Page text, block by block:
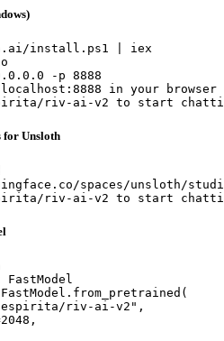
install.ps1 | iex
-p 8888
in your browser
riv-ai-v2 to start
for Unsloth
spaces/unsloth/
riv-ai-v2 to start
riv-ai-v2",